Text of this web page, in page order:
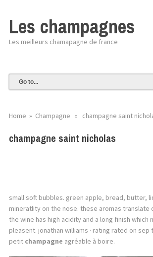
Les champagnes
Les meilleurs chamapagne de france
Home » Champagne » champagne saint
champagne saint nicholas
small soft bubbles. green apple, bread, butter,
mineratlity on the nose. these aromas translate
the wine has high acidity and a long finish which
pleasent. jonathan williams · rating rated on sep
petit champagne agréable à boire.